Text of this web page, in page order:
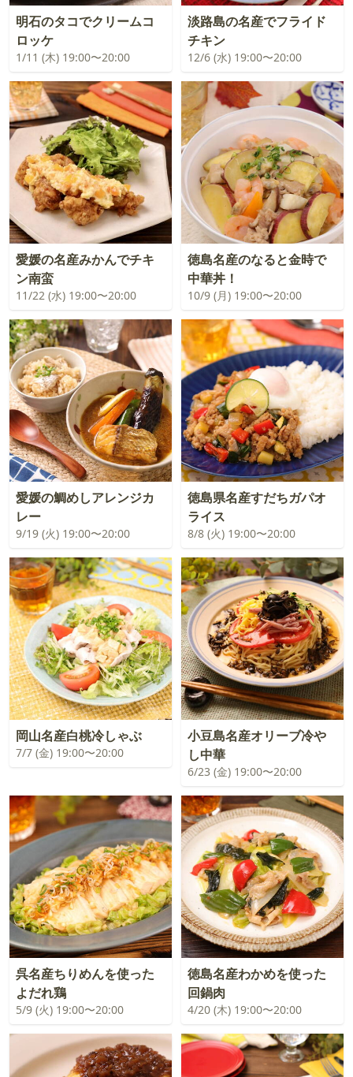
明石のタコでクリームコ
ロッケ
1/11 (木) 19:00〜20:00
淡路島の名産でフライド
チキン
12/6 (水) 19:00〜20:00
愛媛の名産みかんでチキ
ン南蛮
11/22 (水) 19:00〜20:00
徳島名産のなると金時で
中華丼！
10/9 (月) 19:00〜20:00
愛媛の鯛めしアレンジカ
レー
9/19 (火) 19:00〜20:00
徳島県名産すだちガパオ
ライス
8/8 (火) 19:00〜20:00
岡山名産白桃冷しゃぶ
7/7 (金) 19:00〜20:00
小豆島名産オリーブ冷や
し中華
6/23 (金) 19:00〜20:00
呉名産ちりめんを使った
よだれ鶏
5/9 (火) 19:00〜20:00
徳島名産わかめを使った
回鍋肉
4/20 (木) 19:00〜20:00